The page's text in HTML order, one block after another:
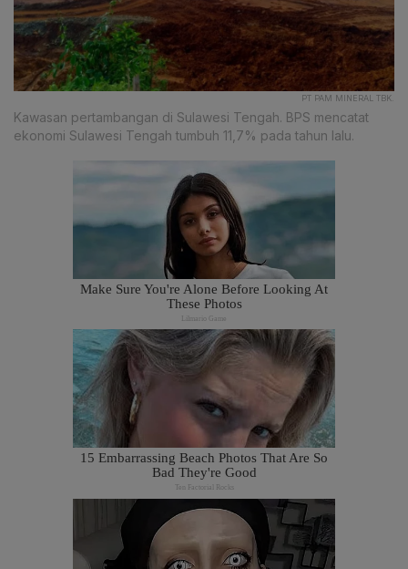
PT PAM MINERAL TBK.
Kawasan pertambangan di Sulawesi Tengah. BPS mencatat
ekonomi Sulawesi Tengah tumbuh 11,7% pada tahun lalu.